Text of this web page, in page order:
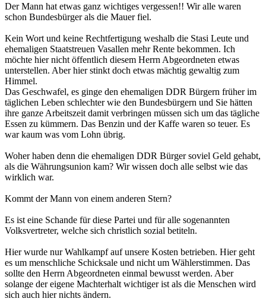
Der Mann hat etwas ganz wichtiges vergessen!! Wir alle waren
schon Bundesbürger als die Mauer fiel.
Kein Wort und keine Rechtfertigung weshalb die Stasi Leute und
ehemaligen Staatstreuen Vasallen mehr Rente bekommen. Ich
möchte hier nicht öffentlich diesem Herrn Abgeordneten etwas
unterstellen. Aber hier stinkt doch etwas mächtig gewaltig zum
Himmel.
Das Geschwafel, es ginge den ehemaligen DDR Bürgern früher im
täglichen Leben schlechter wie den Bundesbürgern und Sie hätten
ihre ganze Arbeitszeit damit verbringen müssen sich um das tägliche
Essen zu kümmern. Das Benzin und der Kaffe waren so teuer. Es
war kaum was vom Lohn übrig.
Woher haben denn die ehemaligen DDR Bürger soviel Geld gehabt,
als die Währungsunion kam? Wir wissen doch alle selbst wie das
wirklich war.
Kommt der Mann von einem anderen Stern?
Es ist eine Schande für diese Partei und für alle sogenannten
Volksvertreter, welche sich christlich sozial betiteln.
Hier wurde nur Wahlkampf auf unsere Kosten betrieben. Hier geht
es um menschliche Schicksale und nicht um Wählerstimmen. Das
sollte den Herrn Abgeordneten einmal bewusst werden. Aber
solange der eigene Machterhalt wichtiger ist als die Menschen wird
sich auch hier nichts ändern.